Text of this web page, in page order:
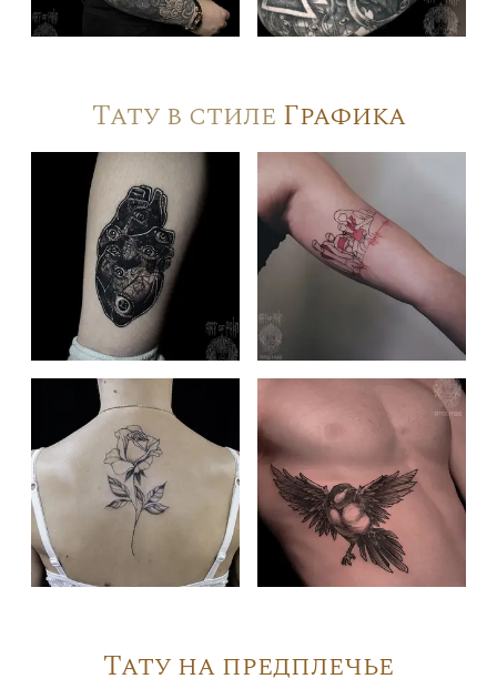
Тату в стиле Графика
Тату на предплечье